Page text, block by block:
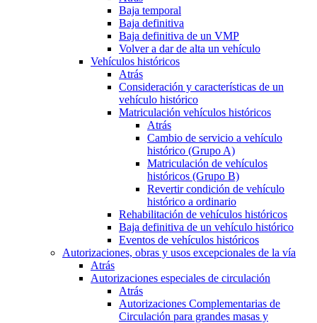
Baja temporal
Baja definitiva
Baja definitiva de un VMP
Volver a dar de alta un vehículo
Vehículos históricos
Atrás
Consideración y características de un
vehículo histórico
Matriculación vehículos históricos
Atrás
Cambio de servicio a vehículo
histórico (Grupo A)
Matriculación de vehículos
históricos (Grupo B)
Revertir condición de vehículo
histórico a ordinario
Rehabilitación de vehículos históricos
Baja definitiva de un vehículo histórico
Eventos de vehículos históricos
Autorizaciones, obras y usos excepcionales de la vía
Atrás
Autorizaciones especiales de circulación
Atrás
Autorizaciones Complementarias de
Circulación para grandes masas y